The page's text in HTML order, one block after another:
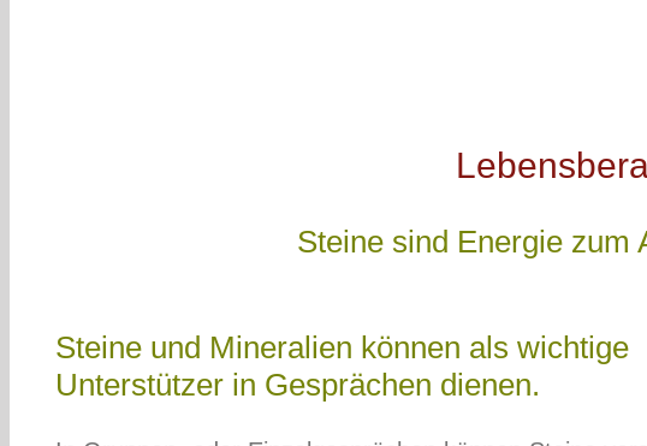
Steine sind Energie zum
Steine und Mineralien können als wichtige
Unterstützer in Gesprächen dienen.